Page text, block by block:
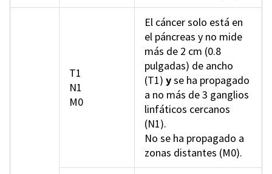
T1
N1
M0
El cáncer solo está en
el páncreas y no mide
más de 2 cm (0.8
pulgadas) de ancho
(T1) yse ha propagado
a no más de 3 ganglios
linfáticos cercanos
(N1).
No se ha propagado a
zonas distantes (M0).